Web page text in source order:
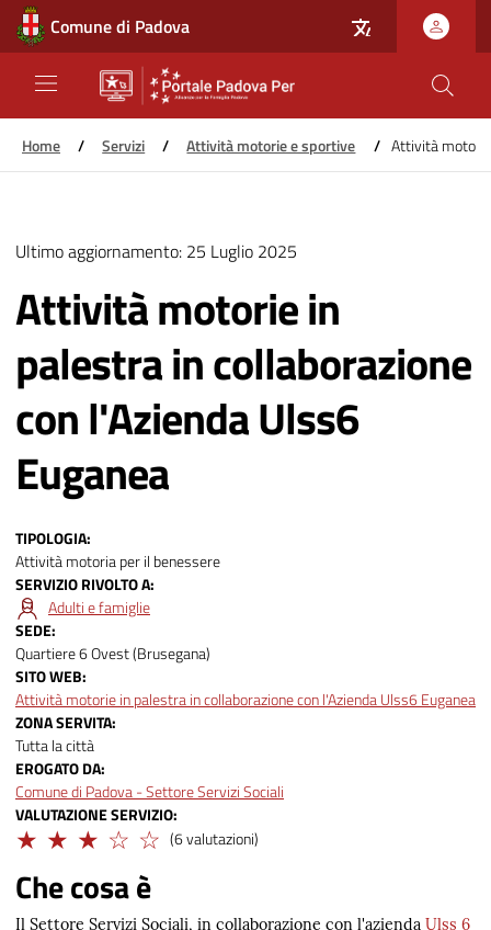
contenuto
principale
Comune di Padova
Home / Servizi / Attività motorie e sportive / Attività motorie
Ultimo aggiornamento: 25 Luglio 2025
Attività motorie in
palestra in collaborazione
con l'Azienda Ulss6
Euganea
TIPOLOGIA
Attività motoria per il benessere
SERVIZIO RIVOLTO A
Adulti e famiglie
SEDE
Quartiere 6 Ovest (Brusegana)
SITO WEB
Attività motorie in palestra in collaborazione con l'Azienda Ulss6 Euganea
ZONA SERVITA
Tutta la città
EROGATO DA
Comune di Padova - Settore Servizi Sociali
VALUTAZIONE SERVIZIO
Adeguato (6 valutazioni)
Che cosa è
Il Settore Servizi Sociali, in collaborazione con l'azienda Ulss 6